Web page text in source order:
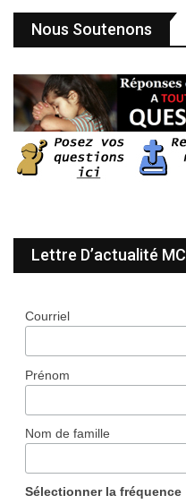
Nous Soutenons
Lettre D’actualité MC
Courriel
Prénom
Nom de famille
Sélectionner la fréquence